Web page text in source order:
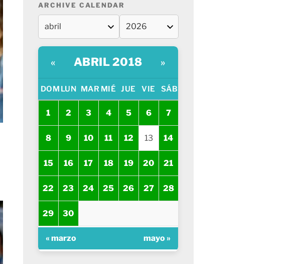
ARCHIVE CALENDAR
« ABRIL 2018 »
DOM LUN MAR MIÉ JUE VIE SÁB
1 2 3 4 5 6 7
8 9 10 11 12 13 14
15 16 17 18 19 20 21
22 23 24 25 26 27 28
29 30
« marzo mayo »